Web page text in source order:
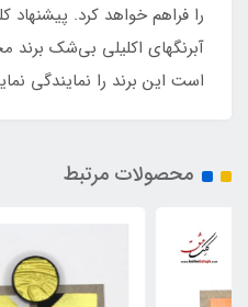
را فراهم خواهد کرد. پیشنهاد
آبرنگهای اکلیلی بی‌شک برند
است این برند را نمایندگی
محصولات مرتبط